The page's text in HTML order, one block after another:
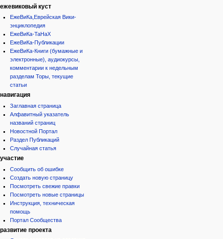
ежевиковый куст
ЕжеВиКа,Еврейская Вики-
энциклопедия
ЕжеВиКа-ТаНаХ
ЕжеВиКа-Публикации
ЕжеВиКа-Книги (бумажные и
электронные), аудиокурсы,
комментарии к недельным
разделам Торы, текущие
статьи
навигация
Заглавная страница
Алфавитный указатель
названий страниц
Новостной Портал
Раздел Публикаций
Случайная статья
участие
Сообщить об ошибке
Создать новую страницу
Посмотреть свежие правки
Посмотреть новые страницы
Инструкция, техническая
помощь
Портал Сообщества
развитие проекта